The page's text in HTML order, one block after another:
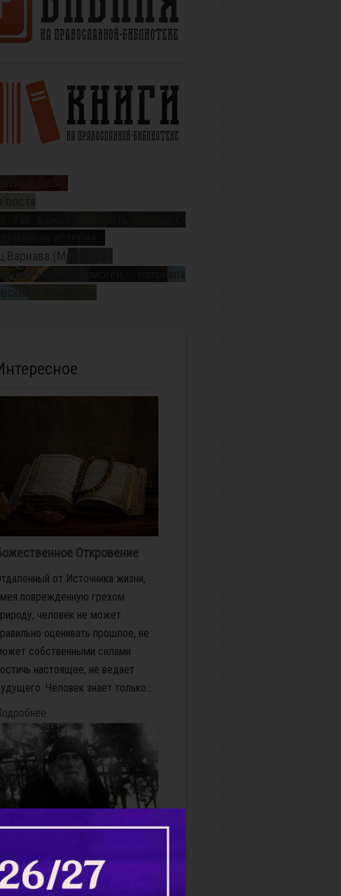
Варнава (Меркулов)
Ермоген, патриарх
Откровение
от Источника жизни,
поврежденную грехом
человек не может
оценивать прошлое, не
собственными силами
настоящее, не ведает
Человек знает только....
Гавриил